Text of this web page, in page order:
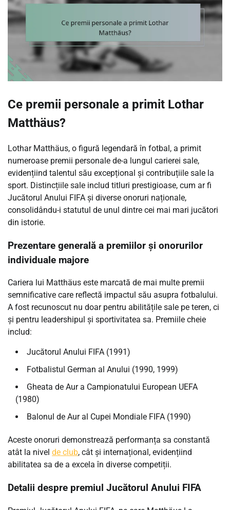
Ce premii personale a primit Lothar
Matthäus?
Lothar Matthäus, o figură legendară în fotbal, a primit
numeroase premii personale de-a lungul carierei sale,
evidențiind talentul său excepțional și contribuțiile sale la
sport. Distincțiile sale includ titluri prestigioase, cum ar fi
Jucătorul Anului FIFA și diverse onoruri naționale,
consolidându-i statutul de unul dintre cei mai mari jucători
din istorie.
Prezentare generală a premiilor și onorurilor
individuale majore
Cariera lui Matthäus este marcată de mai multe premii
semnificative care reflectă impactul său asupra fotbalului.
A fost recunoscut nu doar pentru abilitățile sale pe teren, ci
și pentru leadershipul și sportivitatea sa. Premiile cheie
includ:
Jucătorul Anului FIFA (1991)
Fotbalistul German al Anului (1990, 1999)
Gheata de Aur a Campionatului European UEFA
(1980)
Balonul de Aur al Cupei Mondiale FIFA (1990)
Aceste onoruri demonstrează performanța sa constantă
atât la nivel de club, cât și internațional, evidențiind
abilitatea sa de a excela în diverse competiții.
Detalii despre premiul Jucătorul Anului FIFA